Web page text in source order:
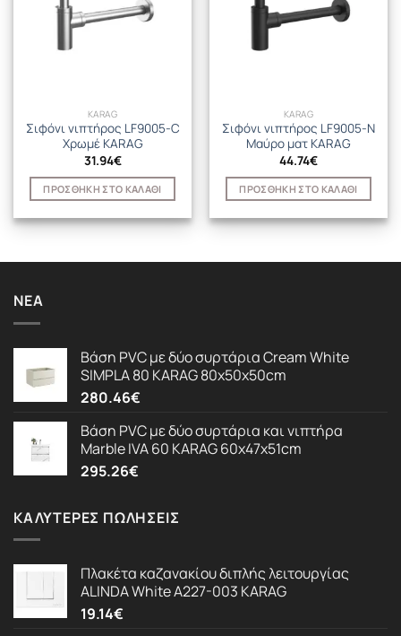
KARAG
Σιφόνι νιπτήρος LF9005-C
Χρωμέ KARAG
31.94€
ΠΡΟΣΘΉΚΗ ΣΤΟ ΚΑΛΆΘΙ
KARAG
Σιφόνι νιπτήρος LF9005-N
Μαύρο ματ KARAG
44.74€
ΠΡΟΣΘΉΚΗ ΣΤΟ ΚΑΛΆΘΙ
ΝΈΑ
Βάση PVC με δύο συρτάρια Cream White
SIMPLA 80 KARAG 80x50x50cm
280.46€
Βάση PVC με δύο συρτάρια και νιπτήρα
Marble IVA 60 KARAG 60x47x51cm
295.26€
ΚΑΛΎΤΕΡΕΣ ΠΩΛΉΣΕΙΣ
Πλακέτα καζανακίου διπλής λειτουργίας
ALINDA White A227-003 KARAG
19.14€